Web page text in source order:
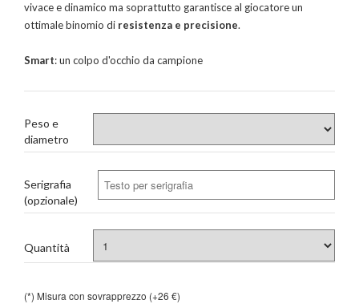
vivace e dinamico ma soprattutto garantisce al giocatore un
ottimale binomio di resistenza e precisione.
Smart: un colpo d'occhio da campione
Peso e
diametro
Serigrafia
(opzionale)
Quantità
(*) Misura con sovrapprezzo (+26 €)